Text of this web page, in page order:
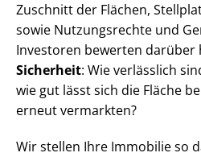
Zuschnitt der Flächen,
sowie Nutzungsrechte und
Investoren bewerten darüber
Sicherheit: Wie verlässlich
wie gut lässt sich die Fläche
erneut vermarkten?
Wir stellen Ihre Immobilie so